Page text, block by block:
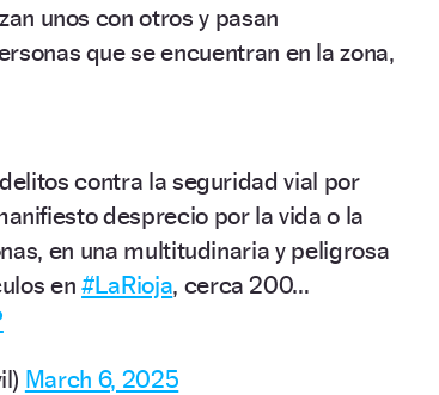
unos con otros y pasan
que se encuentran en la zona,
contra la seguridad vial por
desprecio por la vida o la
en una multitudinaria y peligrosa
en#LaRioja, cerca 200…
March 6, 2025